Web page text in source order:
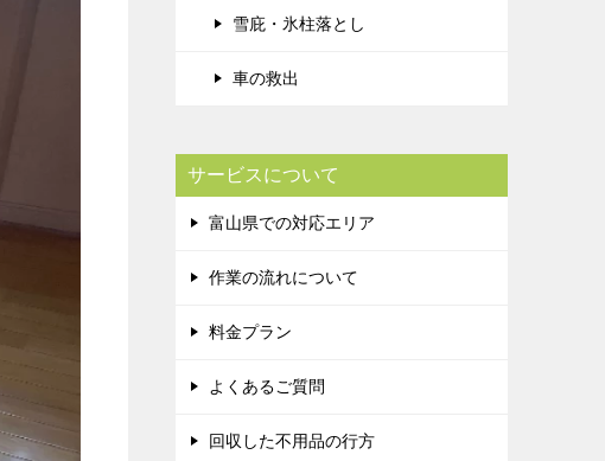
雪庇・氷柱落とし
車の救出
サービスについて
富山県での対応エリア
作業の流れについて
料金プラン
よくあるご質問
回収した不用品の行方